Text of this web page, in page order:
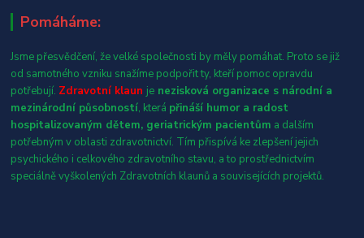
Pomáháme:
Jsme přesvědčení, že velké společnosti by měly pomáhat. Proto se již
od samotného vzniku snažíme podpořit ty, kteří pomoc opravdu
potřebují. Zdravotní klaun je nezisková organizace s národní a
mezinárodní působností, která přináší humor a radost
hospitalizovaným dětem, geriatrickým pacientům a dalším
potřebným v oblasti zdravotnictví. Tím přispívá ke zlepšení jejich
psychického i celkového zdravotního stavu, a to prostřednictvím
speciálně vyškolených Zdravotních klaunů a souvisejících projektů.